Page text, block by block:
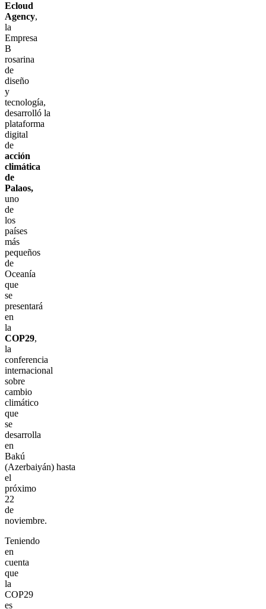
Ecloud
Agency,
la
Empresa
B
rosarina
de
diseño
y
tecnología,
desarrolló la
plataforma
digital
de
acción
climática
de
Palaos,
uno
de
los
países
más
pequeños
de
Oceanía
que
se
presentará
en
la
COP29,
la
conferencia
internacional
sobre
cambio
climático
que
se
desarrolla
en
Bakú
(Azerbaiyán) hasta
el
próximo
22
de
noviembre.
Teniendo
en
cuenta
que
la
COP29
es